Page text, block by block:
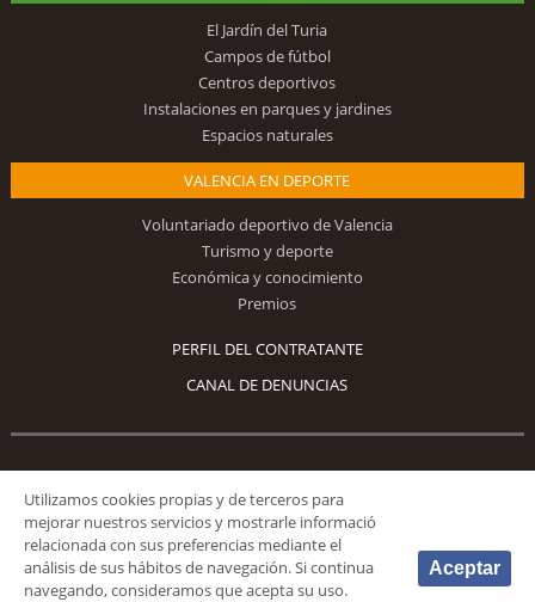
El Jardín del Turia
Campos de fútbol
Centros deportivos
Instalaciones en parques y jardines
Espacios naturales
VALENCIA EN DEPORTE
Voluntariado deportivo de Valencia
Turismo y deporte
Económica y conocimiento
Premios
PERFIL DEL CONTRATANTE
CANAL DE DENUNCIAS
Síguenos
Utilizamos cookies propias y de terceros para
mejorar nuestros servicios y mostrarle informació
relacionada con sus preferencias mediante el
análisis de sus hábitos de navegación. Si continua
navegando, consideramos que acepta su uso.
Aceptar